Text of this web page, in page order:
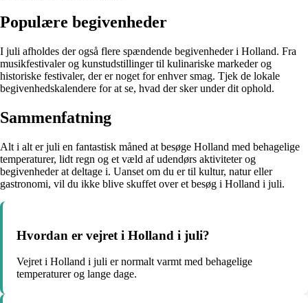
Populære begivenheder
I juli afholdes der også flere spændende begivenheder i Holland. Fra
musikfestivaler og kunstudstillinger til kulinariske markeder og
historiske festivaler, der er noget for enhver smag. Tjek de lokale
begivenhedskalendere for at se, hvad der sker under dit ophold.
Sammenfatning
Alt i alt er juli en fantastisk måned at besøge Holland med behagelige
temperaturer, lidt regn og et væld af udendørs aktiviteter og
begivenheder at deltage i. Uanset om du er til kultur, natur eller
gastronomi, vil du ikke blive skuffet over et besøg i Holland i juli.
Hvordan er vejret i Holland i juli?
Vejret i Holland i juli er normalt varmt med behagelige
temperaturer og lange dage.